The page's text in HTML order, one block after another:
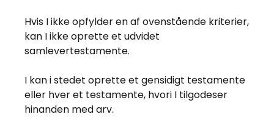
Hvis I ikke opfylder en af ovenstående kriterier,
kan I ikke oprette et udvidet
samlevertestamente.
I kan i stedet oprette et gensidigt testamente
eller hver et testamente, hvori I tilgodeser
hinanden med arv.